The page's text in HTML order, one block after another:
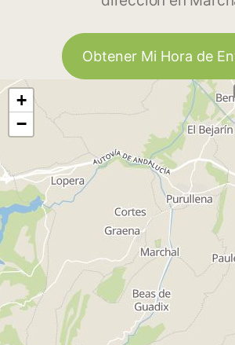
Obtener Mi Hora de
+
−